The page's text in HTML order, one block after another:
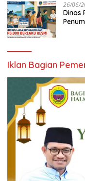
26/06/
Dinas
Iklan Bagian